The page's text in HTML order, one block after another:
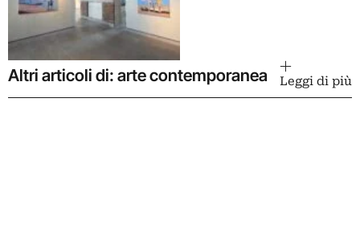
Altri articoli di: arte contemporanea Leggi di più